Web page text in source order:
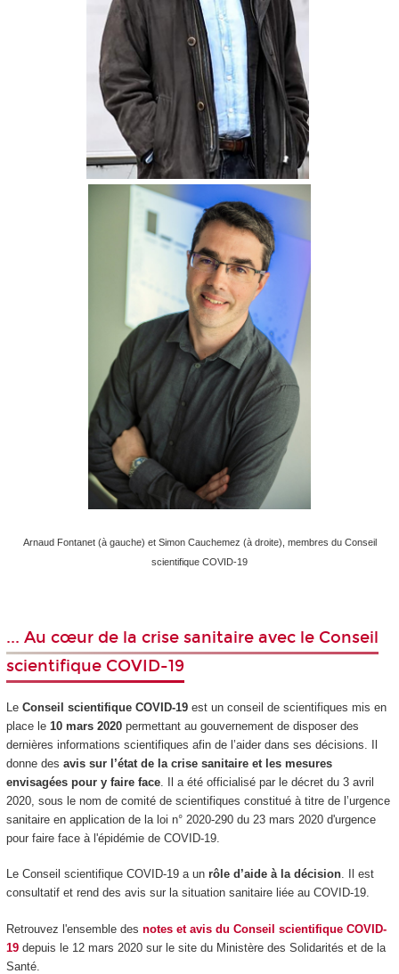
Arnaud Fontanet (à gauche) et Simon Cauchemez (à droite), membres du Conseil
scientifique COVID-19
... Au cœur de la crise sanitaire avec le Conseil
scientifique COVID-19
Le Conseil scientifique COVID-19est un conseil de scientifiques mis en
place le10 mars 2020permettant au gouvernement de disposer des
dernières informations scientifiques afin de l’aider dans ses décisions. Il
donne des avis sur l’état de la crise sanitaire et les mesures
envisagées pour y faire face. Il a été officialisé par le décret du 3 avril
2020, sous le nom de comité de scientifiques constitué à titre de l’urgence
sanitaire en application de la loi n° 2020-290 du 23 mars 2020 d'urgence
pour faire face à l'épidémie de COVID-19.
Le Conseil scientifique COVID-19 a un rôle d’aide à la décision. Il est
consultatif et rend des avis sur la situation sanitaire liée au COVID-19.
Retrouvez l'ensemble des notes et avis du Conseil scientifique COVID-
19depuis le 12 mars 2020 sur le site du Ministère des Solidarités et de la
Santé.